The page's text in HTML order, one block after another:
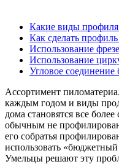
Какие виды профиля
Как сделать
Использование
Использование
Угловое соединение
Ассортимент
каждым годом и виды
дома становятся все
обычным не
его собратья
использовать
Умельцы решают эту